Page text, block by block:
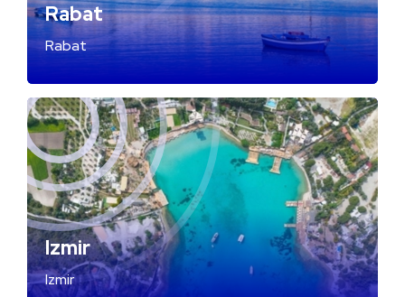
Rabat
Rabat
Izmir
Izmir